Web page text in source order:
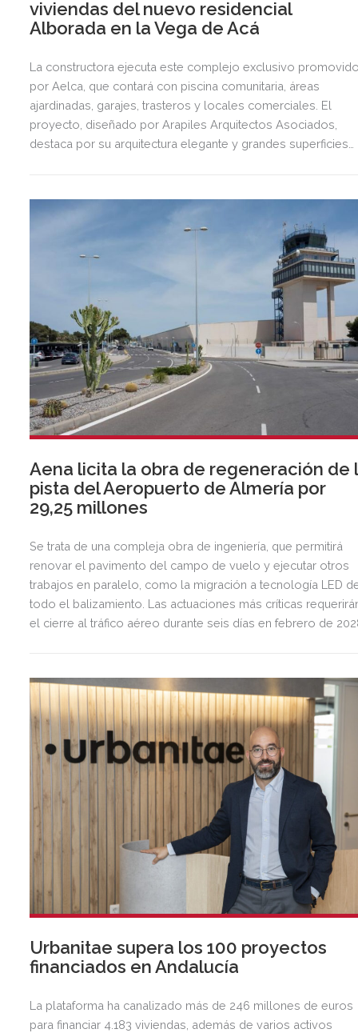
viviendas del nuevo residencial
Alborada en la Vega de Acá
La constructora ejecuta este complejo exclusivo
por Aelca, que contará con piscina comunitaria, áreas
ajardinadas, garajes, trasteros y locales comerciales. El
proyecto, diseñado por Arapiles Arquitectos Asociados,
destaca por su arquitectura elegante y grandes superficies
Aena licita la obra de regeneración de
pista del Aeropuerto de Almería por
29,25 millones
Se trata de una compleja obra de ingeniería, que permitirá
renovar el pavimento del campo de vuelo y ejecutar otros
trabajos en paralelo, como la migración a tecnología LED
todo el balizamiento. Las actuaciones más críticas
el cierre al tráfico aéreo durante seis días en febrero de
Urbanitae supera los 100 proyectos
financiados en Andalucía
La plataforma ha canalizado más de 246 millones de euros
para financiar 4.183 viviendas, además de varios activos